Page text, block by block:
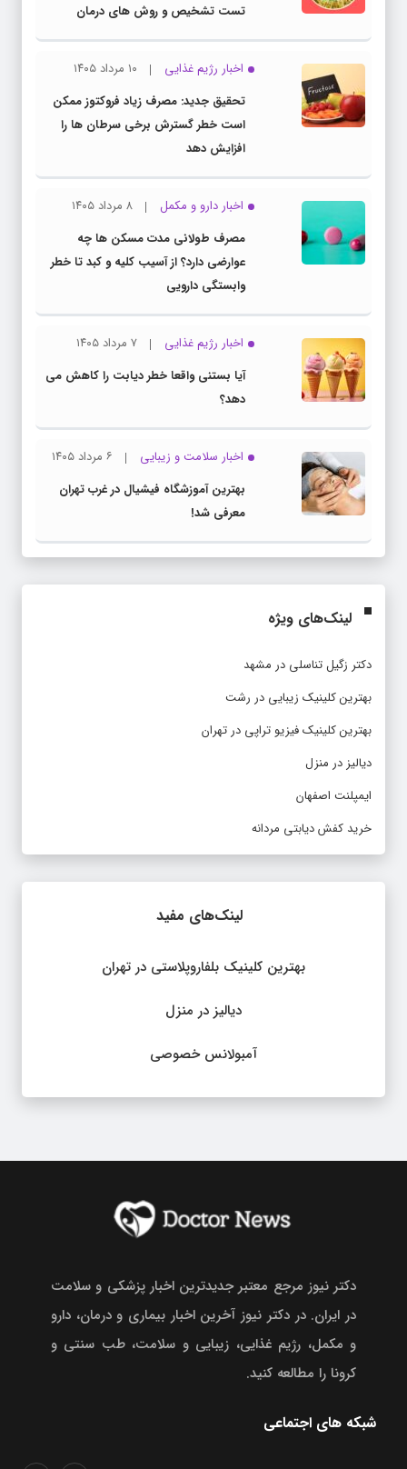
تست تشخیص و روش های درمان
اخبار رژیم غذایی
۱۰ مرداد ۱۴۰۵
تحقیق جدید: مصرف زیاد فروکتوز ممکن
است خطر گسترش برخی سرطان ها را
افزایش دهد
اخبار دارو و مکمل
۸ مرداد ۱۴۰۵
مصرف طولانی مدت مسکن ها چه
عوارضی دارد؟ از آسیب کلیه و کبد تا خطر
وابستگی دارویی
اخبار رژیم غذایی
۷ مرداد ۱۴۰۵
آیا بستنی واقعا خطر دیابت را کاهش می
دهد؟
اخبار سلامت و زیبایی
۶ مرداد ۱۴۰۵
بهترین آموزشگاه فیشیال در غرب تهران
معرفی شد!
لینک‌های ویژه
دکتر زگیل تناسلی در مشهد
بهترین کلینیک زیبایی در رشت
بهترین کلینیک فیزیو تراپی در تهران
دیالیز در منزل
ایمپلنت اصفهان
خرید کفش دیابتی مردانه
لینک‌های مفید
بهترین کلینیک بلفاروپلاستی در تهران
دیالیز در منزل
آمبولانس خصوصی
دکتر نیوز مرجع معتبر جدیدترین اخبار پزشکی و سلامت
در ایران. در دکتر نیوز آخرین اخبار بیماری و درمان، دارو
و مکمل، رژیم غذایی، زیبایی و سلامت، طب سنتی و
کرونا را مطالعه کنید.
شبکه های اجتماعی